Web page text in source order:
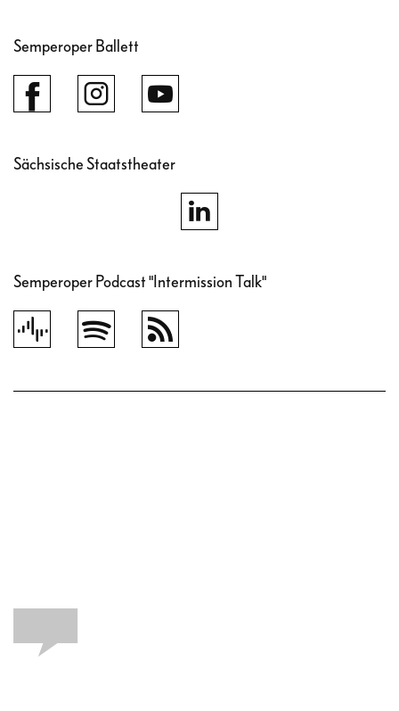
Semperoper Ballett
Sächsische Staatstheater
Semperoper Podcast "Intermission Talk"